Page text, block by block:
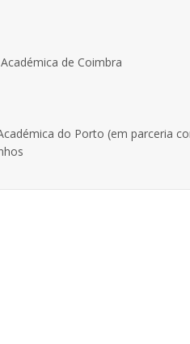
de Coimbra
do Porto (em parceria